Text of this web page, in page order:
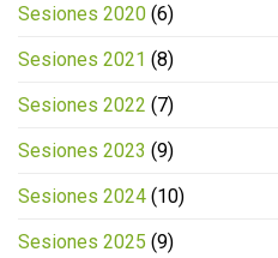
Sesiones 2020 (6)
Sesiones 2021 (8)
Sesiones 2022 (7)
Sesiones 2023 (9)
Sesiones 2024 (10)
Sesiones 2025 (9)